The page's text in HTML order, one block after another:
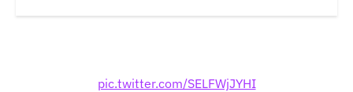
pic.twitter.com/SELFWjJYHI